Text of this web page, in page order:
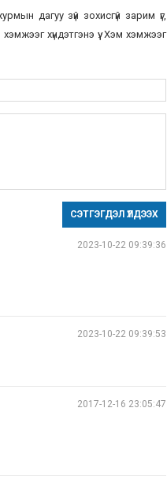
дагуу зүй зохисгүй зарим үг,
хүндэтгэнэ үү. Хэм хэмжээг
СЭТГЭГДЭЛ ҮЛДЭЭХ
2023-10-22 09:39:36
2023-10-22 09:39:53
2017-12-16 23:05:47